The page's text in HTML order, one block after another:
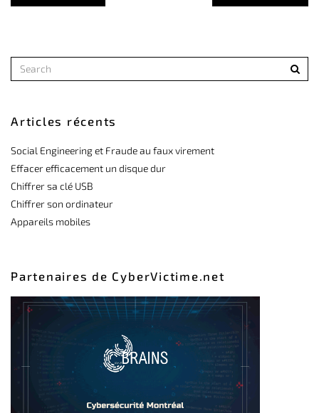
Articles récents
Social Engineering et Fraude au faux virement
Effacer efficacement un disque dur
Chiffrer sa clé USB
Chiffrer son ordinateur
Appareils mobiles
Partenaires de CyberVictime.net